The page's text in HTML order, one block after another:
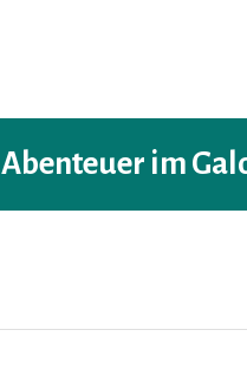
Abenteuer im